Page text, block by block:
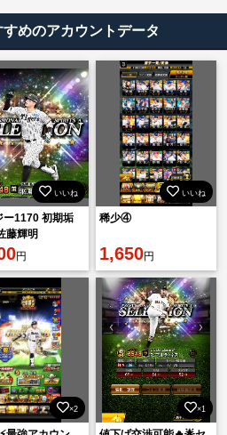
めのアカウントデータ
いいね
ー1170 初期垢
藤輝明
円
いいね
稀少④
1,650円
×2 ×1